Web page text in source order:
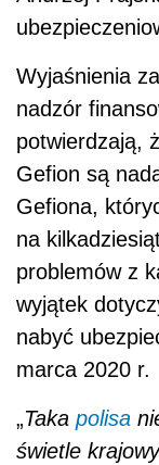
Wyjaśnienia
nadzór
potwierdzają,
Gefion są
Gefiona,
na
problemów z
wyjątek
nabyć
marca 2020 r.
„Taka polisa
świetle